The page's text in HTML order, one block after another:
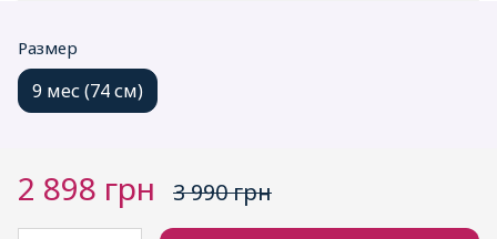
Размер
9 мес (74 см)
2 898 грн 3 990 грн